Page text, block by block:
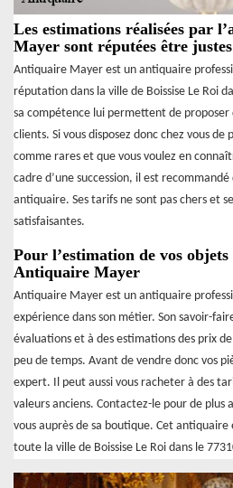
Les estimations réalisées par
Mayer sont réputées être justes
Antiquaire Mayer est un antiquaire
réputation dans la ville de Boissise Le Roi
sa compétence lui permettent de proposer
clients. Si vous disposez donc chez vous de
comme rares et que vous voulez en
cadre d’une succession, il est
antiquaire. Ses tarifs ne sont pas chers et
satisfaisantes.
Pour l’estimation de vos
Antiquaire Mayer
Antiquaire Mayer est un antiquaire
expérience dans son métier. Son savoir-
évaluations et à des estimations des prix
peu de temps. Avant de vendre donc vos
expert. Il peut aussi vous racheter à des
valeurs anciens. Contactez-le pour de plus
vous auprès de sa boutique. Cet
toute la ville de Boissise Le Roi dans le